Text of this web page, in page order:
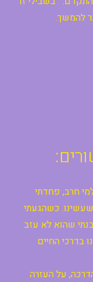
להמשך.
חרב, פחדתי
כשהגעתי
שהוא לא עזב
בדרכי החיים
על העזרה